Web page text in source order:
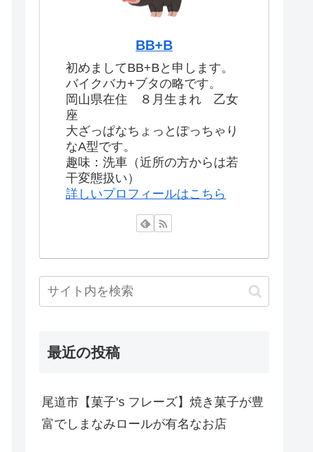
BB+B
初めましてBB+Bと申します。
バイクバカ+ブタの略です。
岡山県在住 ８月生まれ 乙女
座
大ざっぱなちょっとぽっちゃり
なA型です。
趣味：洗車（近所の方からは若
干変態扱い）
詳しいプロフィールはこちら
最近の投稿
尾道市【菓子’s フレーズ】焼き菓子が豊
富でしまなみロールが有名なお店